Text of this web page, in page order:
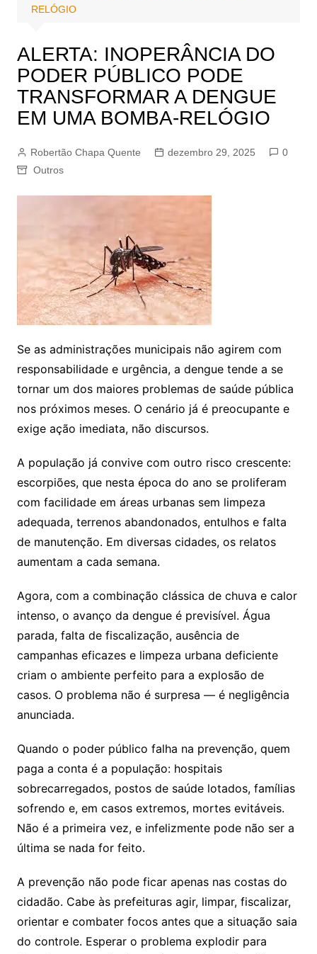
RELÓGIO
ALERTA: INOPERÂNCIA DO
PODER PÚBLICO PODE
TRANSFORMAR A DENGUE
EM UMA BOMBA-RELÓGIO
Robertão Chapa Quente dezembro 29, 2025
0
Outros
Se as administrações municipais não agirem com
responsabilidade e urgência, a dengue tende a se
tornar um dos maiores problemas de saúde pública
nos próximos meses. O cenário já é preocupante e
exige ação imediata, não discursos.
A população já convive com outro risco crescente:
escorpiões, que nesta época do ano se proliferam
com facilidade em áreas urbanas sem limpeza
adequada, terrenos abandonados, entulhos e falta
de manutenção. Em diversas cidades, os relatos
aumentam a cada semana.
Agora, com a combinação clássica de chuva e calor
intenso, o avanço da dengue é previsível. Água
parada, falta de fiscalização, ausência de
campanhas eficazes e limpeza urbana deficiente
criam o ambiente perfeito para a explosão de
casos. O problema não é surpresa — é negligência
anunciada.
Quando o poder público falha na prevenção, quem
paga a conta é a população: hospitais
sobrecarregados, postos de saúde lotados, famílias
sofrendo e, em casos extremos, mortes evitáveis.
Não é a primeira vez, e infelizmente pode não ser a
última se nada for feito.
A prevenção não pode ficar apenas nas costas do
cidadão. Cabe às prefeituras agir, limpar, fiscalizar,
orientar e combater focos antes que a situação saia
do controle. Esperar o problema explodir para